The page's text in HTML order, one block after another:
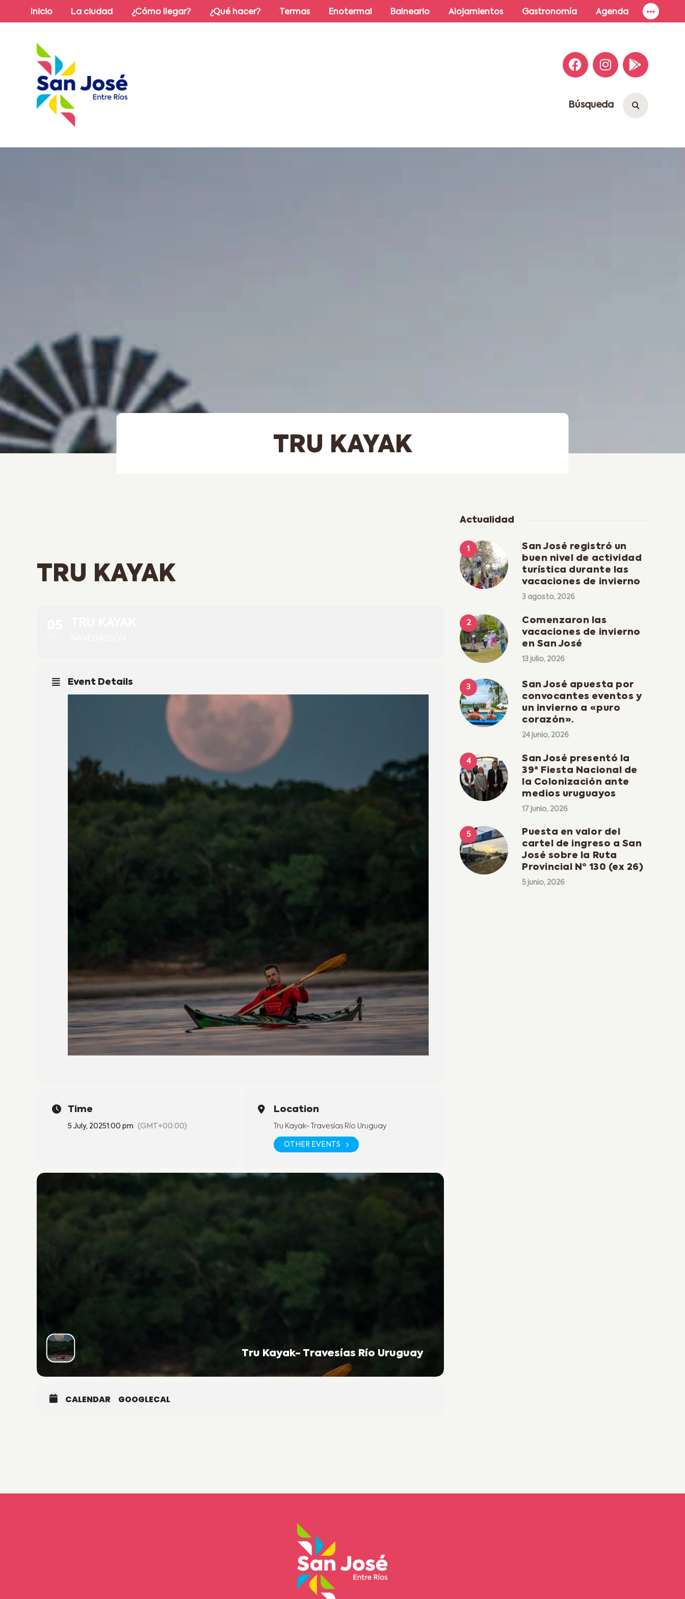
Inicio La ciudad ¿Cómo llegar? ¿Qué hacer? Termas Enotermal Balneario Alojamientos Gastronomía Agenda
Búsqueda
TRU KAYAK
TRU KAYAK
Event Details
Time
5 July, 20251:00 pm (GMT+00:00)
Location
Tru Kayak- Travesías Río Uruguay
OTHER EVENTS
Tru Kayak- Travesías Río Uruguay
CALENDAR GOOGLECAL
Actualidad
San José registró un
buen nivel de actividad
turística durante las
vacaciones de invierno
3 agosto, 2026
Comenzaron las
vacaciones de invierno
en San José
13 julio, 2026
San José apuesta por
convocantes eventos y
un invierno a «puro
corazón».
24 junio, 2026
San José presentó la
39ª Fiesta Nacional de
la Colonización ante
medios uruguayos
17 junio, 2026
Puesta en valor del
cartel de ingreso a San
José sobre la Ruta
Provincial Nº 130 (ex 26)
5 junio, 2026